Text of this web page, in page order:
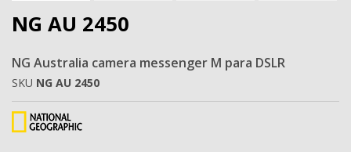
NG AU 2450
NG Australia camera messenger M para DSLR
SKU NG AU 2450